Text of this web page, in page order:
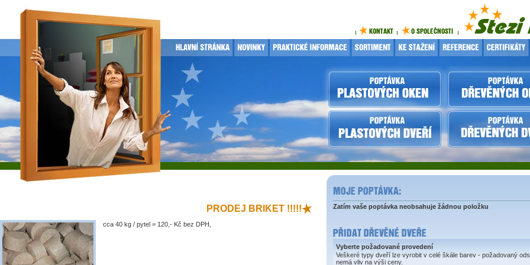
PRODEJ BRIKET !!!!!
cca 40 kg / pytel = 120,- Kč bez DPH,
Zatím vaše poptávka neobsahuje žádnou položku
Vyberte požadované provedení
Veškeré typy dveří lze vyrobit v celé škále barev - požadovaný
nemá vliv na výši ceny.